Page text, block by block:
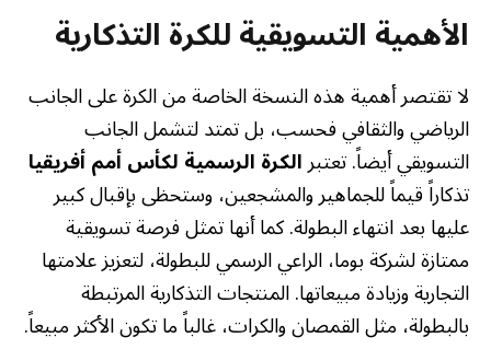
الأهمية التسويقية للكرة التذكارية
لا تقتصر أهمية هذه النسخة الخاصة من الكرة على الجانب
الرياضي والثقافي فحسب، بل تمتد لتشمل الجانب
التسويقي أيضاً. تعتبرالكرة الرسمية لكأس أمم أفريقيا
تذكاراً قيماً للجماهير والمشجعين، وستحظى بإقبال كبير
عليها بعد انتهاء البطولة. كما أنها تمثل فرصة تسويقية
ممتازة لشركة بوما، الراعي الرسمي للبطولة، لتعزيز علامتها
التجارية وزيادة مبيعاتها. المنتجات التذكارية المرتبطة
بالبطولة، مثل القمصان والكرات، غالباً ما تكون الأكثر مبيعاً.